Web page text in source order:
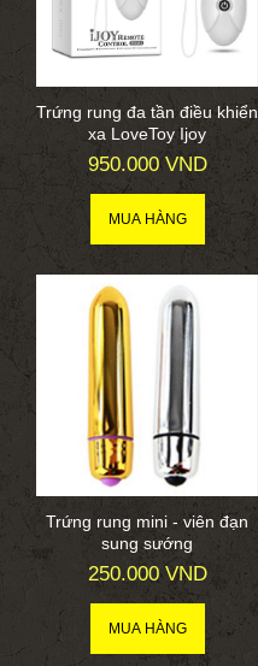
Trứng rung đa tần điều khiển
xa LoveToy Ijoy
950.000 VND
Trứng rung mini - viên đạn
sung sướng
250.000 VND